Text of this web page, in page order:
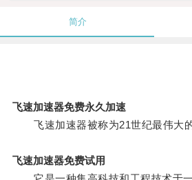
简介
飞速加速器免费永久加速
飞速加速器被称为21世纪最伟大的
飞速加速器免费试用